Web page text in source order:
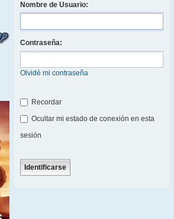
Nombre de Usuario:
Contraseña:
Olvidé mi contraseña
Recordar
Ocultar mi estado de conexión en esta
sesión